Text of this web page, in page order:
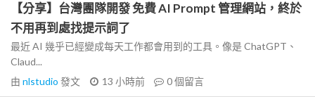
【分享】台灣團隊開發 免費 AI Prompt 管理網站，終於
不用再到處找提示詞了
最近 AI 幾乎已經變成每天工作都會用到的工具。像是 ChatGPT、
Claud...
由 nlstudio 發文 13 小時前 0個留言